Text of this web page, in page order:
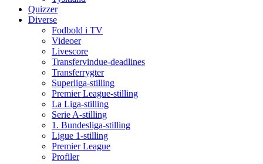
Quizzer
Diverse
Fodbold i TV
Videoer
Livescore
Transfervindue-deadlines
Transferrygter
Superliga-stilling
Premier League-stilling
La Liga-stilling
Serie A-stilling
1. Bundesliga-stilling
Ligue 1-stilling
Premier League
Profiler